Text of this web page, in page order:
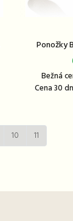
Ponožky
Bežná
Cena 30
10 11